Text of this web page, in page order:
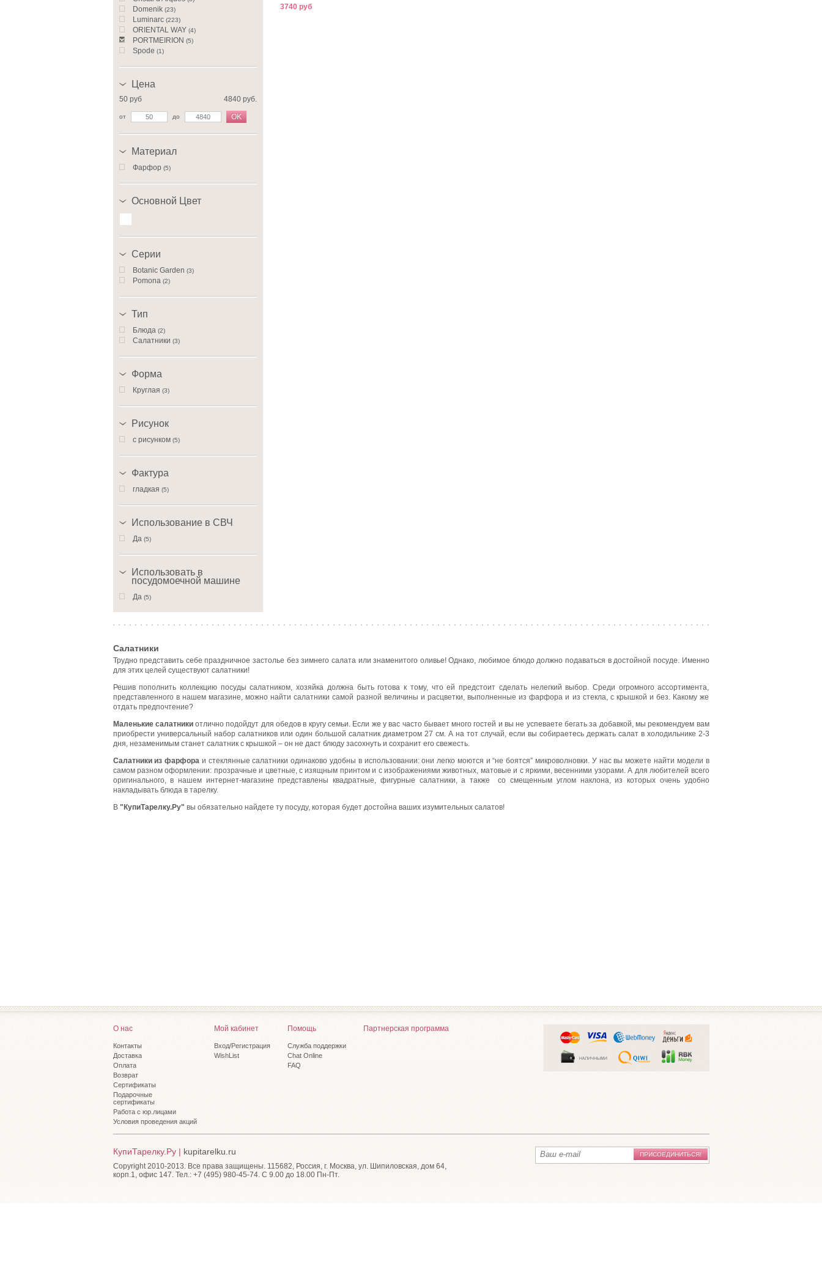
Domenik (23)
Luminarc (223)
ORIENTAL WAY (4)
PORTMEIRION (5)
Spode (1)
Цена
50 руб 4840 руб.
от до OK
Материал
Фарфор (5)
Основной Цвет
Серии
Botanic Garden (3)
Pomona (2)
Тип
Блюда (2)
Салатники (3)
Форма
Круглая (3)
Рисунок
с рисунком (5)
Фактура
гладкая (5)
Использование в СВЧ
Да (5)
Использовать в
посудомоечной машине
Да (5)
3740 руб
Салатники
Трудно представить себе праздничное застолье без зимнего салата или знаменитого оливье! Однако, любимое блюдо должно подаваться в достойной посуде. Именно
для этих целей существуют салатники!
Решив пополнить коллекцию посуды салатником, хозяйка должна быть готова к тому, что ей предстоит сделать нелегкий выбор. Среди огромного ассортимента,
представленного в нашем магазине, можно найти салатники самой разной величины и расцветки, выполненные из фарфора и из стекла, с крышкой и без. Какому же
отдать предпочтение?
Маленькие салатникиотлично подойдут для обедов в кругу семьи. Если же у вас часто бывает много гостей и вы не успеваете бегать за добавкой, мы рекомендуем вам
приобрести универсальный набор салатников или один большой салатник диаметром 27 см. А на тот случай, если вы собираетесь держать салат в холодильнике 2-3
дня, незаменимым станет салатник с крышкой – он не даст блюду засохнуть и сохранит его свежесть.
Салатники из фарфора и стеклянные салатники одинаково удобны в использовании: они легко моются и “не боятся” микроволновки. У нас вы можете найти модели в
самом разном оформлении: прозрачные и цветные, с изящным принтом и с изображениями животных, матовые и с яркими, весенними узорами. А для любителей всего
оригинального, в нашем интернет-магазине представлены квадратные, фигурные салатники, а также со смещенным углом наклона, из которых очень удобно
накладывать блюда в тарелку.
В "КупиТарелку.Ру" вы обязательно найдете ту посуду, которая будет достойна ваших изумительных салатов!
О нас
Контакты
Доставка
Оплата
Возврат
Сертификаты
Подарочные
сертификаты
Работа с юр.лицами
Условия проведения акций
Мой кабинет
Вход/Регистрация
WishList
Помощь
Служба поддержки
Chat Online
FAQ
Партнерская программа
ПРИСОЕДИНИТЬСЯ!
КупиТарелку.Ру | kupitarelku.ru
Copyright 2010-2013. Все права защищены. 115682, Россия, г. Москва, ул. Шипиловская, дом 64,
корп.1, офис 147. Тел.: +7 (495) 980-45-74. С 9.00 до 18.00 Пн-Пт.